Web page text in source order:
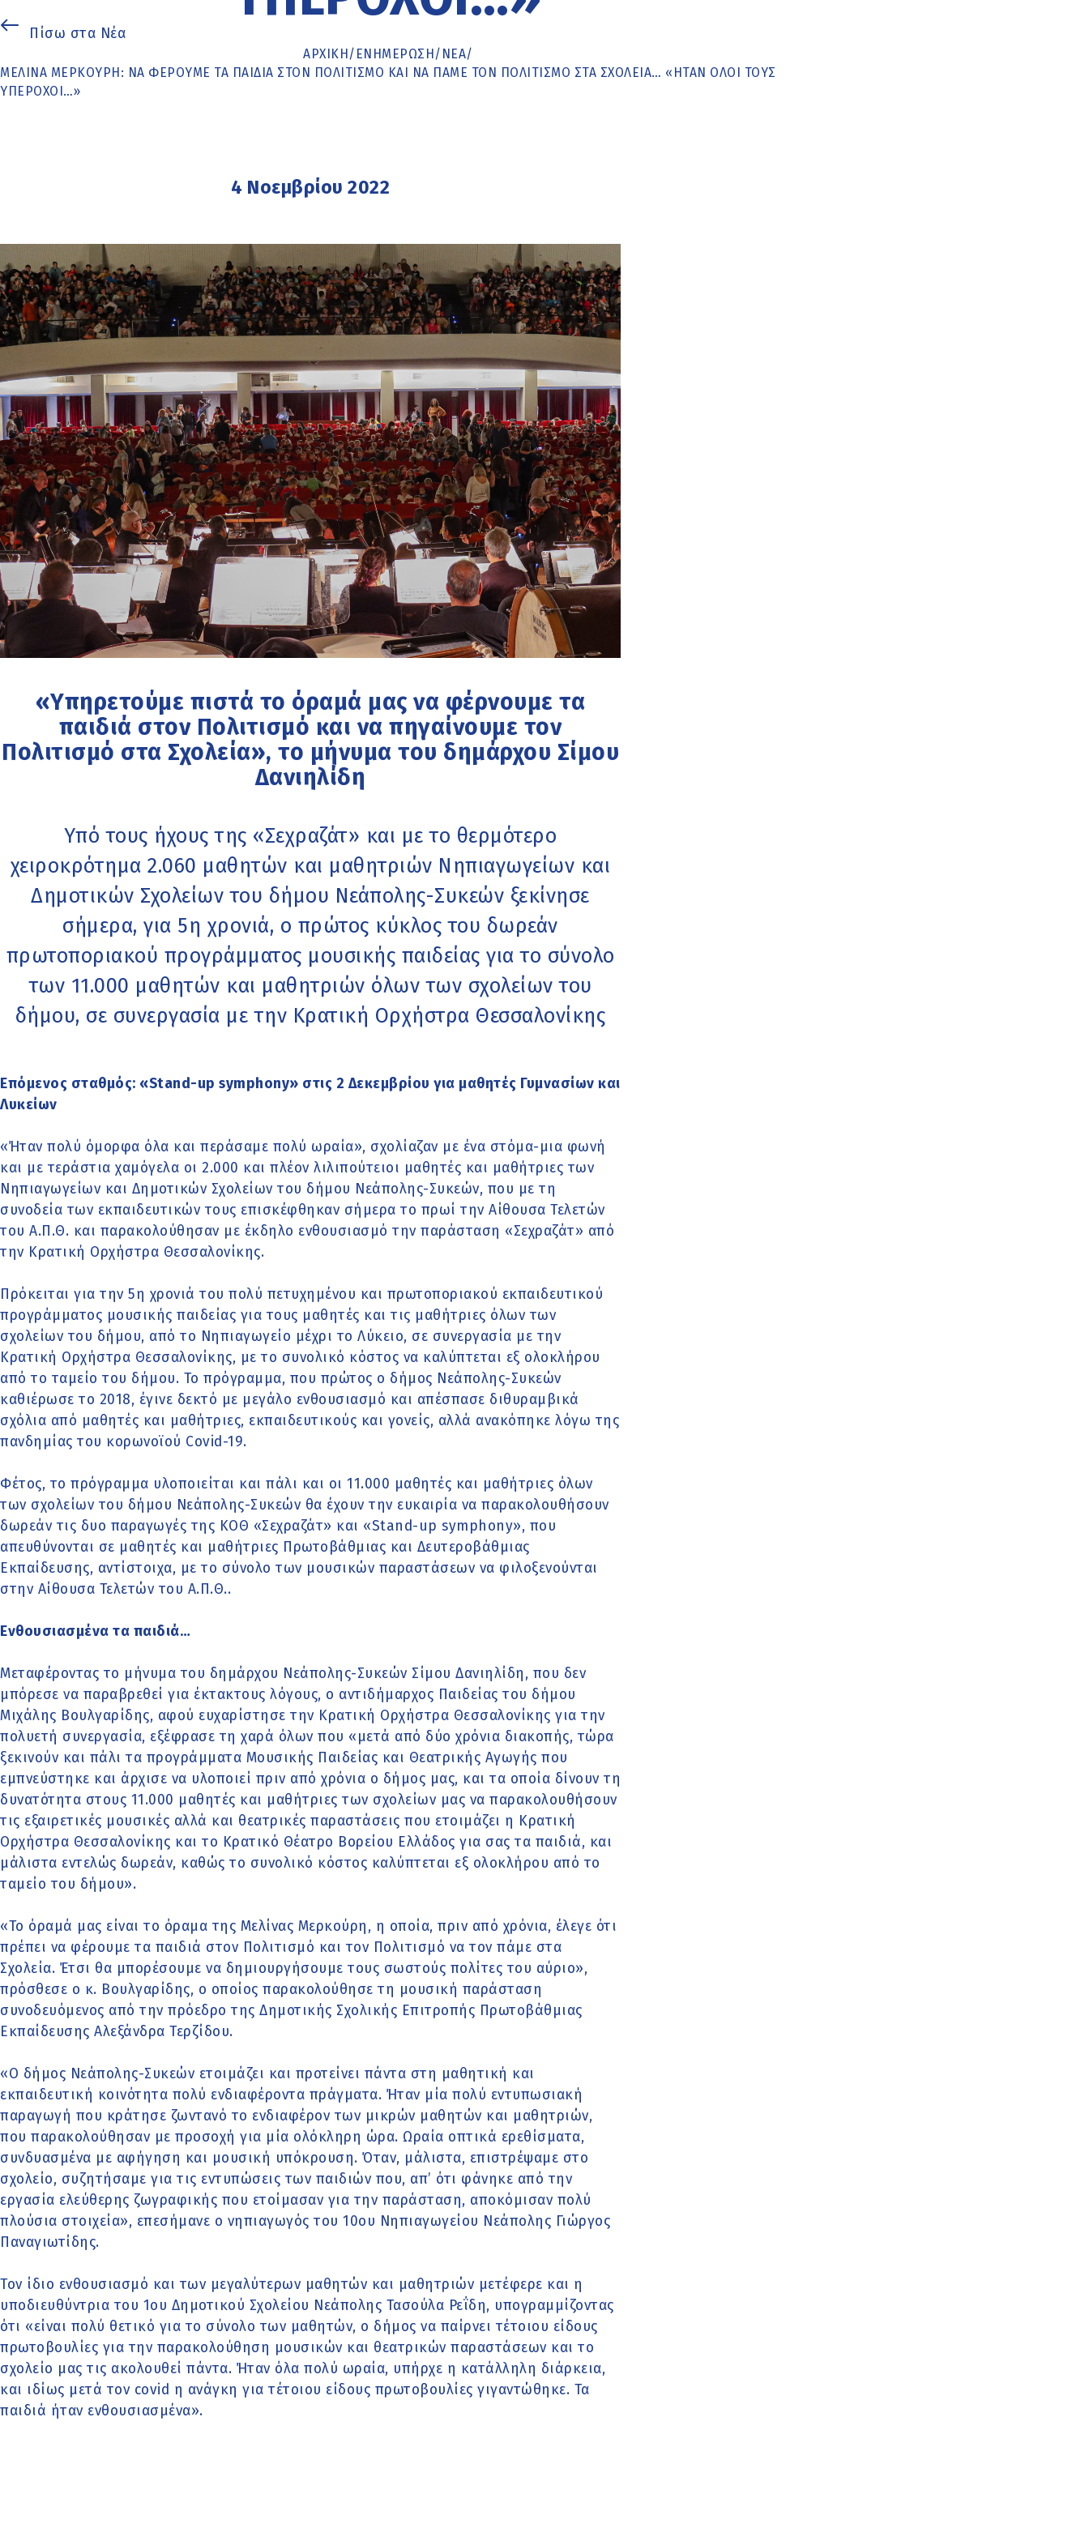
Πίσω στα Νέα
ΑΡΧΙΚΉ/ ΕΝΗΜΈΡΩΣΗ/ ΝΕΑ/
ΜΕΛΊΝΑ ΜΕΡΚΟΎΡΗ: ΝΑ ΦΈΡΟΥΜΕ ΤΑ ΠΑΙΔΙΆ ΣΤΟΝ ΠΟΛΙΤΙΣΜΌ ΚΑΙ ΝΑ ΠΆΜΕ ΤΟΝ ΠΟΛΙΤΙΣΜΌ ΣΤΑ ΣΧΟΛΕΊΑ… «ΉΤΑΝ ΌΛΟΙ ΤΟΥΣ
ΥΠΈΡΟΧΟΙ…»
4 Νοεμβρίου 2022
«Υπηρετούμε πιστά το όραμά μας να φέρνουμε τα
παιδιά στον Πολιτισμό και να πηγαίνουμε τον
Πολιτισμό στα Σχολεία», το μήνυμα του δημάρχου Σίμου
Δανιηλίδη
Υπό τους ήχους της «Σεχραζάτ» και με το θερμότερο
χειροκρότημα 2.060 μαθητών και μαθητριών Νηπιαγωγείων και
Δημοτικών Σχολείων του δήμου Νεάπολης-Συκεών ξεκίνησε
σήμερα, για 5η χρονιά, ο πρώτος κύκλος του δωρεάν
πρωτοποριακού προγράμματος μουσικής παιδείας για το σύνολο
των 11.000 μαθητών και μαθητριών όλων των σχολείων του
δήμου, σε συνεργασία με την Κρατική Ορχήστρα Θεσσαλονίκης
Επόμενος σταθμός: «Stand-up symphony» στις 2 Δεκεμβρίου για μαθητές Γυμνασίων και
Λυκείων
«Ήταν πολύ όμορφα όλα και περάσαμε πολύ ωραία», σχολίαζαν με ένα στόμα-μια φωνή
και με τεράστια χαμόγελα οι 2.000 και πλέον λιλιπούτειοι μαθητές και μαθήτριες των
Νηπιαγωγείων και Δημοτικών Σχολείων του δήμου Νεάπολης-Συκεών, που με τη
συνοδεία των εκπαιδευτικών τους επισκέφθηκαν σήμερα το πρωί την Αίθουσα Τελετών
του Α.Π.Θ. και παρακολούθησαν με έκδηλο ενθουσιασμό την παράσταση «Σεχραζάτ» από
την Κρατική Ορχήστρα Θεσσαλονίκης.
Πρόκειται για την 5η χρονιά του πολύ πετυχημένου και πρωτοποριακού εκπαιδευτικού
προγράμματος μουσικής παιδείας για τους μαθητές και τις μαθήτριες όλων των
σχολείων του δήμου, από το Νηπιαγωγείο μέχρι το Λύκειο, σε συνεργασία με την
Κρατική Ορχήστρα Θεσσαλονίκης, με το συνολικό κόστος να καλύπτεται εξ ολοκλήρου
από το ταμείο του δήμου. Το πρόγραμμα, που πρώτος ο δήμος Νεάπολης-Συκεών
καθιέρωσε το 2018, έγινε δεκτό με μεγάλο ενθουσιασμό και απέσπασε διθυραμβικά
σχόλια από μαθητές και μαθήτριες, εκπαιδευτικούς και γονείς, αλλά ανακόπηκε λόγω της
πανδημίας του κορωνοϊού Covid-19.
Φέτος, το πρόγραμμα υλοποιείται και πάλι και οι 11.000 μαθητές και μαθήτριες όλων
των σχολείων του δήμου Νεάπολης-Συκεών θα έχουν την ευκαιρία να παρακολουθήσουν
δωρεάν τις δυο παραγωγές της ΚΟΘ «Σεχραζάτ» και «Stand-up symphony», που
απευθύνονται σε μαθητές και μαθήτριες Πρωτοβάθμιας και Δευτεροβάθμιας
Εκπαίδευσης, αντίστοιχα, με το σύνολο των μουσικών παραστάσεων να φιλοξενούνται
στην Αίθουσα Τελετών του Α.Π.Θ..
Ενθουσιασμένα τα παιδιά…
Μεταφέροντας το μήνυμα του δημάρχου Νεάπολης-Συκεών Σίμου Δανιηλίδη, που δεν
μπόρεσε να παραβρεθεί για έκτακτους λόγους, ο αντιδήμαρχος Παιδείας του δήμου
Μιχάλης Βουλγαρίδης, αφού ευχαρίστησε την Κρατική Ορχήστρα Θεσσαλονίκης για την
πολυετή συνεργασία, εξέφρασε τη χαρά όλων που «μετά από δύο χρόνια διακοπής, τώρα
ξεκινούν και πάλι τα προγράμματα Μουσικής Παιδείας και Θεατρικής Αγωγής που
εμπνεύστηκε και άρχισε να υλοποιεί πριν από χρόνια ο δήμος μας, και τα οποία δίνουν τη
δυνατότητα στους 11.000 μαθητές και μαθήτριες των σχολείων μας να παρακολουθήσουν
τις εξαιρετικές μουσικές αλλά και θεατρικές παραστάσεις που ετοιμάζει η Κρατική
Ορχήστρα Θεσσαλονίκης και το Κρατικό Θέατρο Βορείου Ελλάδος για σας τα παιδιά, και
μάλιστα εντελώς δωρεάν, καθώς το συνολικό κόστος καλύπτεται εξ ολοκλήρου από το
ταμείο του δήμου».
«Το όραμά μας είναι το όραμα της Μελίνας Μερκούρη, η οποία, πριν από χρόνια, έλεγε ότι
πρέπει να φέρουμε τα παιδιά στον Πολιτισμό και τον Πολιτισμό να τον πάμε στα
Σχολεία. Έτσι θα μπορέσουμε να δημιουργήσουμε τους σωστούς πολίτες του αύριο»,
πρόσθεσε ο κ. Βουλγαρίδης, ο οποίος παρακολούθησε τη μουσική παράσταση
συνοδευόμενος από την πρόεδρο της Δημοτικής Σχολικής Επιτροπής Πρωτοβάθμιας
Εκπαίδευσης Αλεξάνδρα Τερζίδου.
«Ο δήμος Νεάπολης-Συκεών ετοιμάζει και προτείνει πάντα στη μαθητική και
εκπαιδευτική κοινότητα πολύ ενδιαφέροντα πράγματα. Ήταν μία πολύ εντυπωσιακή
παραγωγή που κράτησε ζωντανό το ενδιαφέρον των μικρών μαθητών και μαθητριών,
που παρακολούθησαν με προσοχή για μία ολόκληρη ώρα. Ωραία οπτικά ερεθίσματα,
συνδυασμένα με αφήγηση και μουσική υπόκρουση. Όταν, μάλιστα, επιστρέψαμε στο
σχολείο, συζητήσαμε για τις εντυπώσεις των παιδιών που, απ’ ότι φάνηκε από την
εργασία ελεύθερης ζωγραφικής που ετοίμασαν για την παράσταση, αποκόμισαν πολύ
πλούσια στοιχεία», επεσήμανε ο νηπιαγωγός του 10ου Νηπιαγωγείου Νεάπολης Γιώργος
Παναγιωτίδης.
Τον ίδιο ενθουσιασμό και των μεγαλύτερων μαθητών και μαθητριών μετέφερε και η
υποδιευθύντρια του 1ου Δημοτικού Σχολείου Νεάπολης Τασούλα Ρεΐδη, υπογραμμίζοντας
ότι «είναι πολύ θετικό για το σύνολο των μαθητών, ο δήμος να παίρνει τέτοιου είδους
πρωτοβουλίες για την παρακολούθηση μουσικών και θεατρικών παραστάσεων και το
σχολείο μας τις ακολουθεί πάντα. Ήταν όλα πολύ ωραία, υπήρχε η κατάλληλη διάρκεια,
και ιδίως μετά τον covid η ανάγκη για τέτοιου είδους πρωτοβουλίες γιγαντώθηκε. Τα
παιδιά ήταν ενθουσιασμένα».